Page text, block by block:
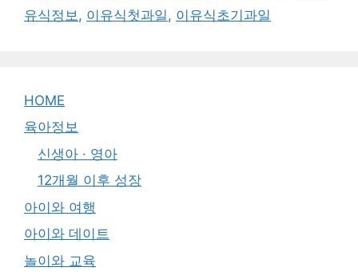
유식정보 , 이유식첫과일 , 이유식초기과일
HOME
육아정보
신생아 · 영아
12개월 이후 성장
아이와 여행
아이와 데이트
놀이와 교육